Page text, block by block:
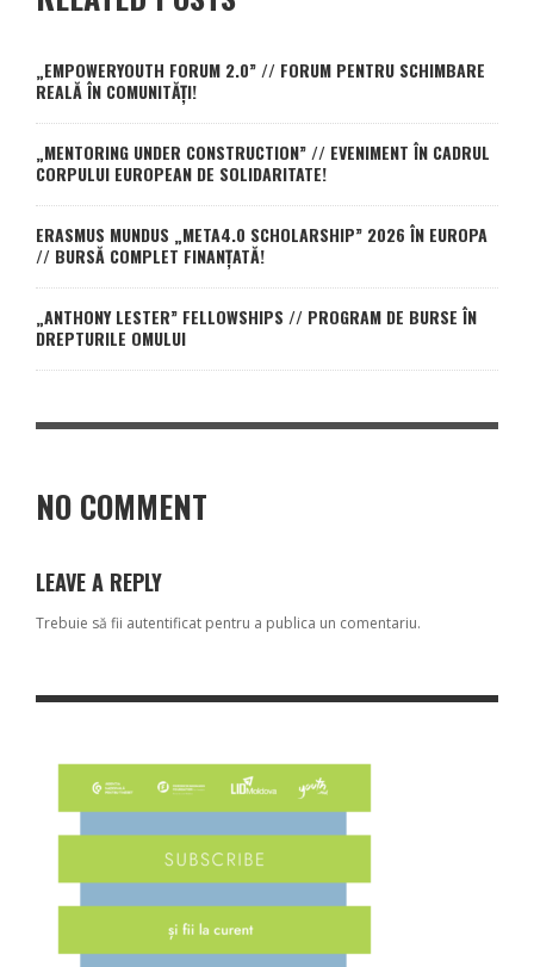
„EMPOWERYOUTH FORUM 2.0” // FORUM PENTRU SCHIMBARE
REALĂ ÎN COMUNITĂȚI!
„MENTORING UNDER CONSTRUCTION” // EVENIMENT ÎN CADRUL
CORPULUI EUROPEAN DE SOLIDARITATE!
ERASMUS MUNDUS „META4.0 SCHOLARSHIP” 2026 ÎN EUROPA
// BURSĂ COMPLET FINANȚATĂ!
„ANTHONY LESTER” FELLOWSHIPS // PROGRAM DE BURSE ÎN
DREPTURILE OMULUI
NO COMMENT
LEAVE A REPLY
Trebuie să fii autentificat pentru a publica un comentariu.